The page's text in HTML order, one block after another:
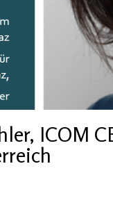
ICOM